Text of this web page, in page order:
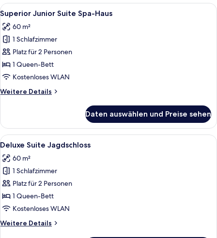
Suite
Haupthaus
Alle
Fotos
für
Superior
Junior
Suite
Spa-
anzeigen
Ein geräumiges Schlafzimmer mit
2
Superior Junior Suite Spa-Haus
60 m²
1 Schlafzimmer
Platz für 2 Personen
1 Queen-Bett
Kostenloses WLAN
Weitere Details
Weitere
Junior
Suite
Spa-
Daten auswählen und Preise sehen
Alle
Fotos
für
Deluxe
Suite
Jagdschloss
anzeigen
Ein Schlafzimmer mit Bett, Stuhl,
4
Deluxe Suite Jagdschloss
60 m²
1 Schlafzimmer
Platz für 2 Personen
1 Queen-Bett
Kostenloses WLAN
Weitere Details
Weitere